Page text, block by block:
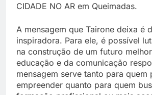
CIDADE NO AR em Queimadas.
A mensagem que Tairone deixa é
inspiradora. Para ele, é possível
na construção de um futuro
educação e da comunicação
mensagem serve tanto para quem
empreender quanto para quem